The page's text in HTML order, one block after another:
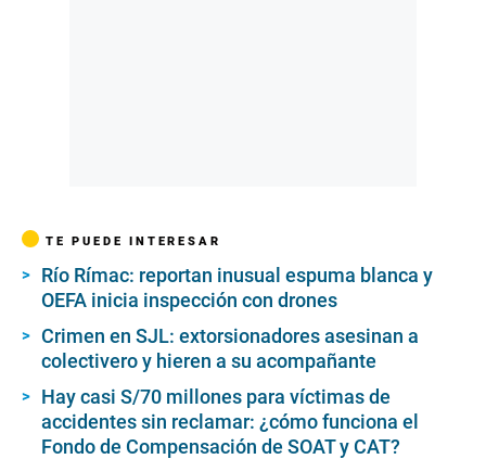
TE PUEDE INTERESAR
Río Rímac: reportan inusual espuma blanca y
OEFA inicia inspección con drones
Crimen en SJL: extorsionadores asesinan a
colectivero y hieren a su acompañante
Hay casi S/70 millones para víctimas de
accidentes sin reclamar: ¿cómo funciona el
Fondo de Compensación de SOAT y CAT?